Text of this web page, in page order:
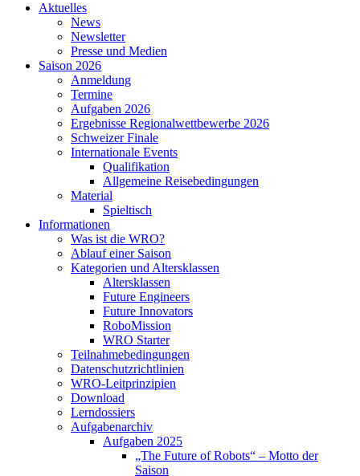
Aktuelles
News
Newsletter
Presse und Medien
Saison 2026
Anmeldung
Termine
Aufgaben 2026
Ergebnisse Regionalwettbewerbe 2026
Schweizer Finale
Internationale Events
Qualifikation
Allgemeine Reisebedingungen
Material
Spieltisch
Informationen
Was ist die WRO?
Ablauf einer Saison
Kategorien und Altersklassen
Altersklassen
Future Engineers
Future Innovators
RoboMission
WRO Starter
Teilnahmebedingungen
Datenschutzrichtlinien
WRO-Leitprinzipien
Download
Lerndossiers
Aufgabenarchiv
Aufgaben 2025
„The Future of Robots“ – Motto der
Saison